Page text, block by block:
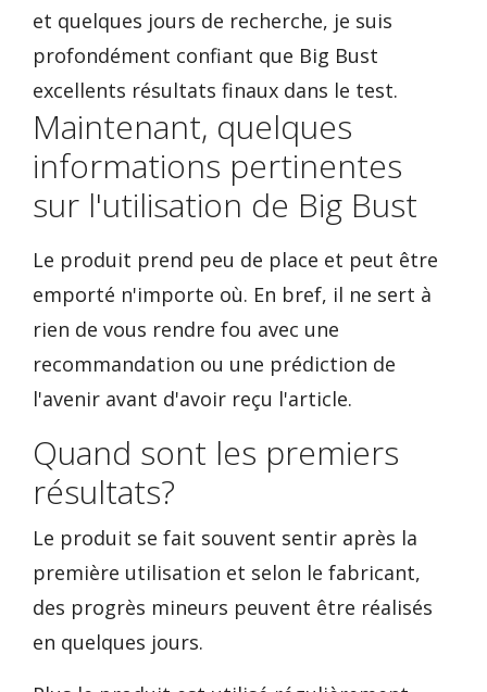
et quelques jours de recherche, je suis
profondément confiant que Big Bust
excellents résultats finaux dans le test.
Maintenant, quelques
informations pertinentes
sur l'utilisation de Big Bust
Le produit prend peu de place et peut être
emporté n'importe où. En bref, il ne sert à
rien de vous rendre fou avec une
recommandation ou une prédiction de
l'avenir avant d'avoir reçu l'article.
Quand sont les premiers
résultats?
Le produit se fait souvent sentir après la
première utilisation et selon le fabricant,
des progrès mineurs peuvent être réalisés
en quelques jours.